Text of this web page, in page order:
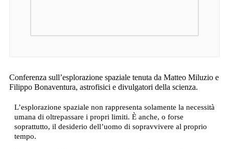
Conferenza sull’esplorazione spaziale tenuta da Matteo Miluzio e
Filippo Bonaventura, astrofisici e divulgatori della scienza.
L’esplorazione spaziale non rappresenta solamente la necessità
umana di oltrepassare i propri limiti. È anche, o forse
soprattutto, il desiderio dell’uomo di sopravvivere al proprio
tempo.